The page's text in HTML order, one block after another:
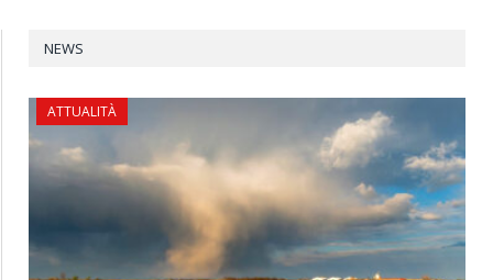
NEWS
ATTUALITÀ